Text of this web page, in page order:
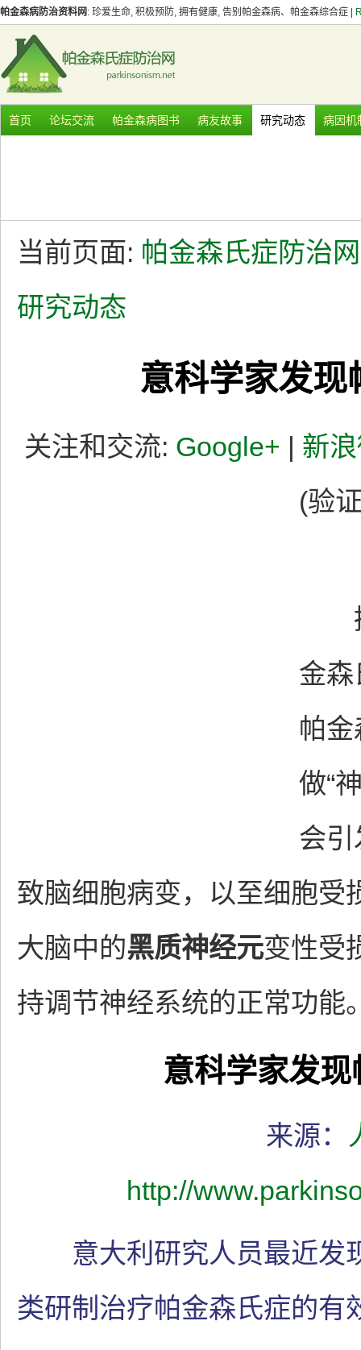
帕金森病防治资料网 : 珍爱生命, 积极预防, 拥有健康, 告别帕金森病、帕金森综合症 |
首页 论坛交流 帕金森病图书 病友故事 研究动态 病因机
当前页面: 帕金森氏症防治
研究动态
意科学家发现
关注和交流: Google+ | 新
(验
据
金
帕
做“
会
致脑细胞病变，以至细胞受
大脑中的黑质神经元变性受
持调节神经系统的正常功能
意科学家发
来源：
http://
意大利研究人员最近发
类研制治疗帕金森氏症的有